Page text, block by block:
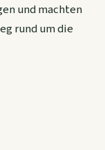
und machten
rund um die